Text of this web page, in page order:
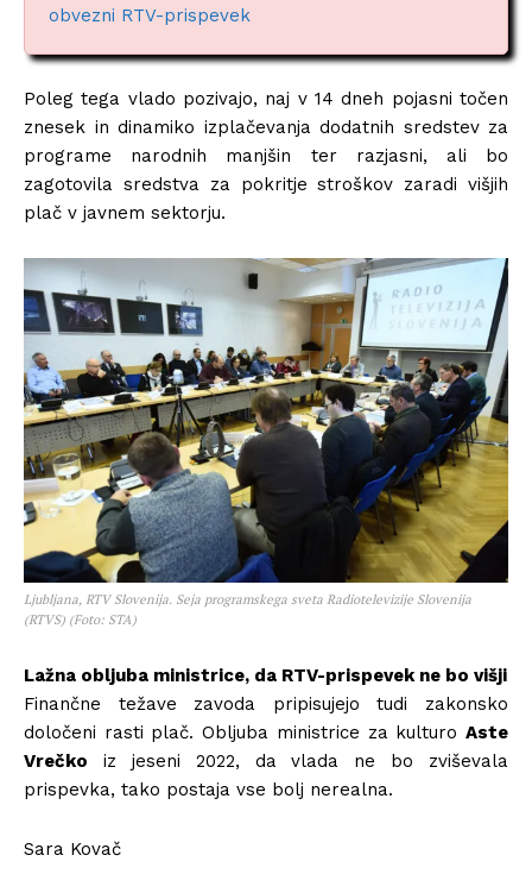
obvezni RTV-prispevek
Poleg tega vlado pozivajo, naj v 14 dneh pojasni točen
znesek in dinamiko izplačevanja dodatnih sredstev za
programe narodnih manjšin ter razjasni, ali bo
zagotovila sredstva za pokritje stroškov zaradi višjih
plač v javnem sektorju.
Ljubljana, RTV Slovenija. Seja programskega sveta Radiotelevizije Slovenija
(RTVS) (Foto: STA)
Lažna obljuba ministrice, da RTV-prispevek ne bo višji
Finančne težave zavoda pripisujejo tudi zakonsko
določeni rasti plač. Obljuba ministrice za kulturo Aste
Vrečko iz jeseni 2022, da vlada ne bo zviševala
prispevka, tako postaja vse bolj nerealna.
Sara Kovač